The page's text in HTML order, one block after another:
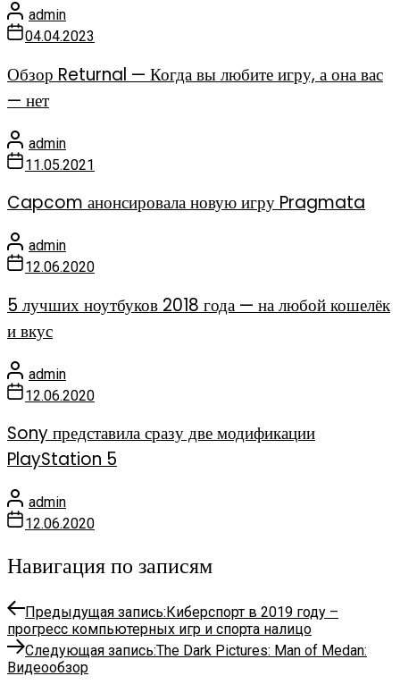
admin
04.04.2023
Обзор Returnal — Когда вы любите игру, а она вас
— нет
admin
11.05.2021
Capcom анонсировала новую игру Pragmata
admin
12.06.2020
5 лучших ноутбуков 2018 года — на любой кошелёк
и вкус
admin
12.06.2020
Sony представила сразу две модификации
PlayStation 5
admin
12.06.2020
Навигация по записям
Предыдущая запись:Киберспорт в 2019 году –
прогресс компьютерных игр и спорта налицо
Следующая запись:The Dark Pictures: Man of Medan:
Видеообзор